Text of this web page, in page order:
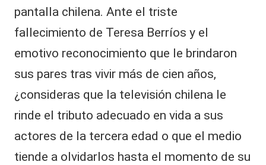
pantalla chilena. Ante el triste
fallecimiento de Teresa Berríos y el
emotivo reconocimiento que le brindaron
sus pares tras vivir más de cien años,
¿consideras que la televisión chilena le
rinde el tributo adecuado en vida a sus
actores de la tercera edad o que el medio
tiende a olvidarlos hasta el momento de su